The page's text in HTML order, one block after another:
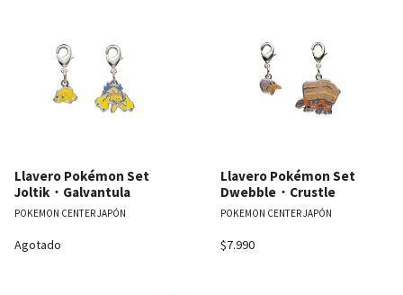
Llavero Pokémon Set
Joltik・Galvantula
POKEMON CENTER JAPÓN
Agotado
Llavero Pokémon Set
Dwebble・Crustle
POKEMON CENTER JAPÓN
$7.990